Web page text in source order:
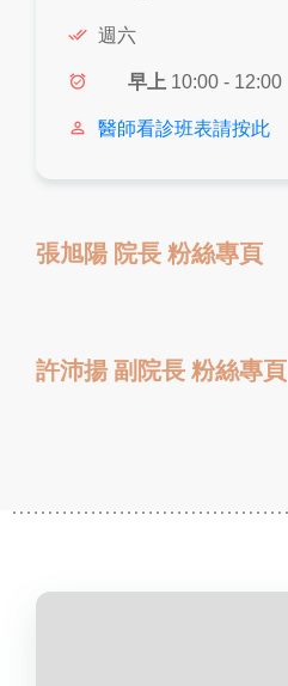
done_all 週六
alarm_on 早上 10:00 - 12:00
person_outline 醫師看診班表請按此
張旭陽 院長 粉絲專頁
許沛揚 副院長 粉絲專頁